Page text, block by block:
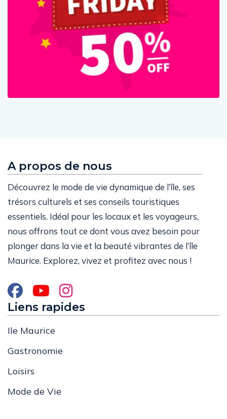
A propos de nous
Découvrez le mode de vie dynamique de l’île, ses
trésors culturels et ses conseils touristiques
essentiels. Idéal pour les locaux et les voyageurs,
nous offrons tout ce dont vous avez besoin pour
plonger dans la vie et la beauté vibrantes de l’île
Maurice. Explorez, vivez et profitez avec nous !
Liens rapides
Ile Maurice
Gastronomie
Loisirs
Mode de Vie